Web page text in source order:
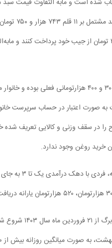
تامین
اعتبار جدید (۲۲۰ هزار تومانی) علاوه بر یارانه
به صورت اعتبار در حساب سرپرست
در سقف وزنی و کالایی تعریف شده
خرید روغن وجود ندارد.